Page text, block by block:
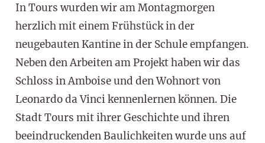
In Tours wurden wir am Montagmorgen
herzlich mit einem Frühstück in der
neugebauten Kantine in der Schule empfangen.
Neben den Arbeiten am Projekt haben wir das
Schloss in Amboise und den Wohnort von
Leonardo da Vinci kennenlernen können. Die
Stadt Tours mit ihrer Geschichte und ihren
beeindruckenden Baulichkeiten wurde uns auf